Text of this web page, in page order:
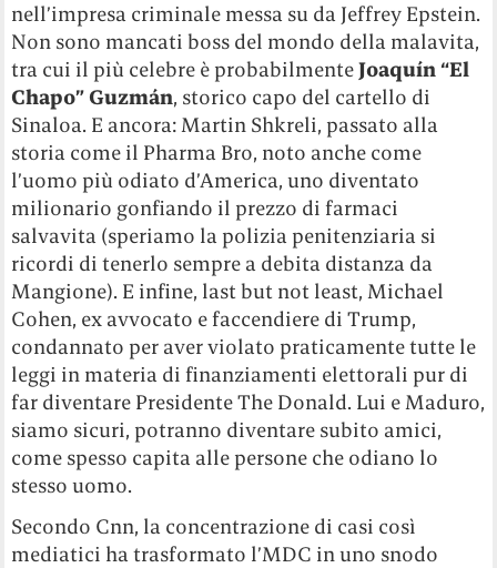
nell’impresa criminale messa su da Jeffrey Epstein.
Non sono mancati boss del mondo della malavita,
tra cui il più celebre è probabilmenteJoaquín “El
Chapo” Guzmán, storico capo del cartello di
Sinaloa. E ancora: Martin Shkreli, passato alla
storia come il Pharma Bro, noto anche come
l’uomo più odiato d’America, uno diventato
milionario gonfiando il prezzo di farmaci
salvavita (speriamo la polizia penitenziaria si
ricordi di tenerlo sempre a debita distanza da
Mangione). E infine, last but not least, Michael
Cohen, ex avvocato e faccendiere di Trump,
condannato per aver violato praticamente tutte le
leggi in materia di finanziamenti elettorali pur di
far diventare Presidente The Donald. Lui e Maduro,
siamo sicuri, potranno diventare subito amici,
come spesso capita alle persone che odiano lo
stesso uomo.
Secondo Cnn, la concentrazione di casi così
mediatici ha trasformato l’MDC in uno snodo